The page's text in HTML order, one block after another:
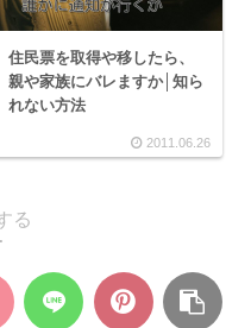
住民票を取得や移したら、
親や家族にバレますか│知ら
れない方法
2011.06.26
る